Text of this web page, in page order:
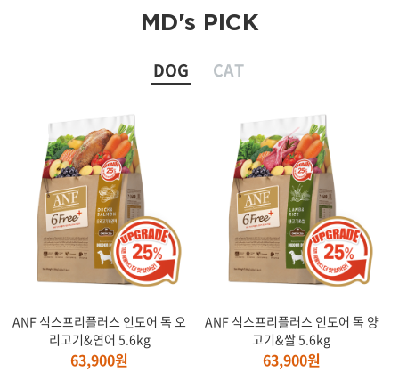
MD's PICK
DOG CAT
ANF 식스프리플러스 인도어 독 오
리고기&연어 5.6kg
63,900원
ANF 식스프리플러스 인도어 독 양
고기&쌀 5.6kg
63,900원